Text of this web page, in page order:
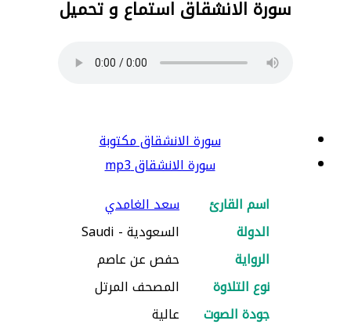
سورة الانشقاق استماع و تحميل
سورة الانشقاق مكتوبة
سورة الانشقاق mp3
اسم القارئ
سعد الغامدي
الدولة
السعودية - Saudi
الرواية
حفص عن عاصم
نوع التلاوة
المصحف المرتل
جودة الصوت
عالية